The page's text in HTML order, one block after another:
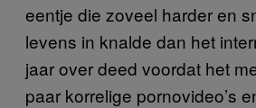
eentje die zoveel harder en
levens in knalde dan het
jaar over deed voordat het
paar korrelige pornovideo’s